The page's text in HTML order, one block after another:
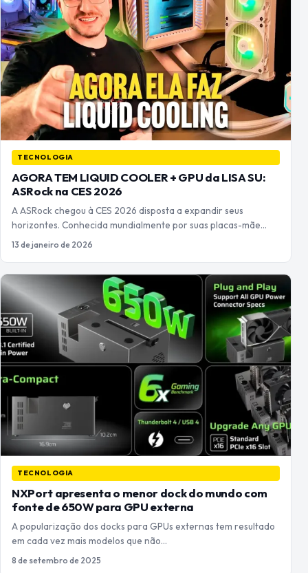
TECNOLOGIA
AGORA TEM LIQUID COOLER + GPU da LISA SU:
ASRock na CES 2026
A ASRock chegou à CES 2026 disposta a expandir seus
horizontes. Conhecida mundialmente por suas placas-mãe…
13 de janeiro de 2026
TECNOLOGIA
NXPort apresenta o menor dock do mundo com
fonte de 650W para GPU externa
A popularização dos docks para GPUs externas tem resultado
em cada vez mais modelos que não…
8 de setembro de 2025